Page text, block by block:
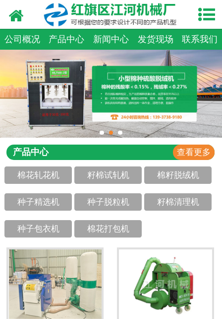
网站首页
走进我们
产品中心
新闻资讯
合作伙伴
资质荣誉
发货现场
公司概况 产品中心 新闻中心 发货现场 联系我们
产品中心 查看更多
棉花轧花机 籽棉试轧机 棉籽脱绒机
种子精选机 种子脱粒机 籽棉清理机
种子包衣机 棉花打包机